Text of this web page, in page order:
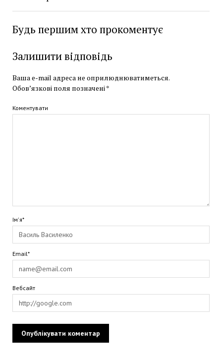
Будь першим хто прокоментує
Залишити відповідь
Ваша e-mail адреса не оприлюднюватиметься.
Обов’язкові поля позначені *
Коментувати
Ім'я*
Email*
Вебсайт